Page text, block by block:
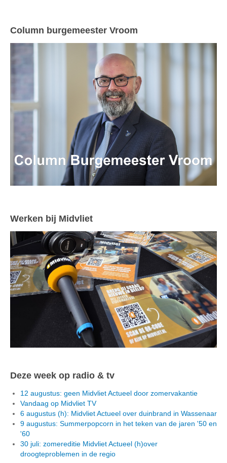
Column burgemeester Vroom
Werken bij Midvliet
Deze week op radio & tv
12 augustus: geen Midvliet Actueel door zomervakantie
Vandaag op Midvliet TV
6 augustus (h): Midvliet Actueel over duinbrand in Wassenaar
9 augustus: Summerpopcorn in het teken van de jaren '50 en
'60
30 juli: zomereditie Midvliet Actueel (h)over
droogteproblemen in de regio